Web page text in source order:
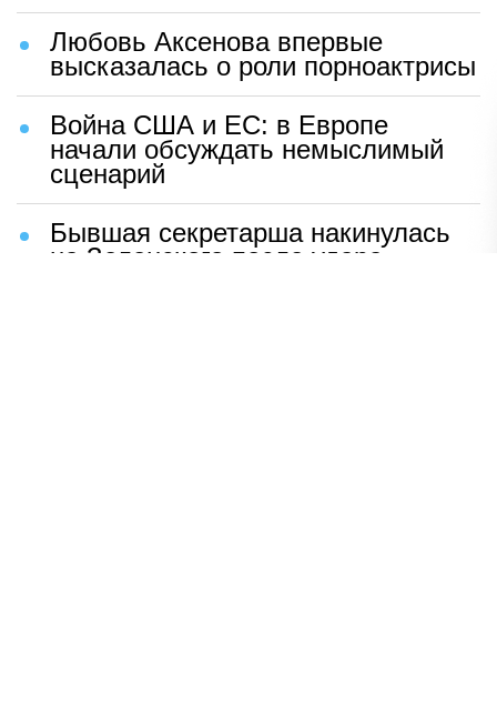
Любовь Аксенова впервые
высказалась о роли порноактрисы
Война США и ЕС: в Европе
начали обсуждать немыслимый
сценарий
Бывшая секретарша накинулась
на Зеленского после удара